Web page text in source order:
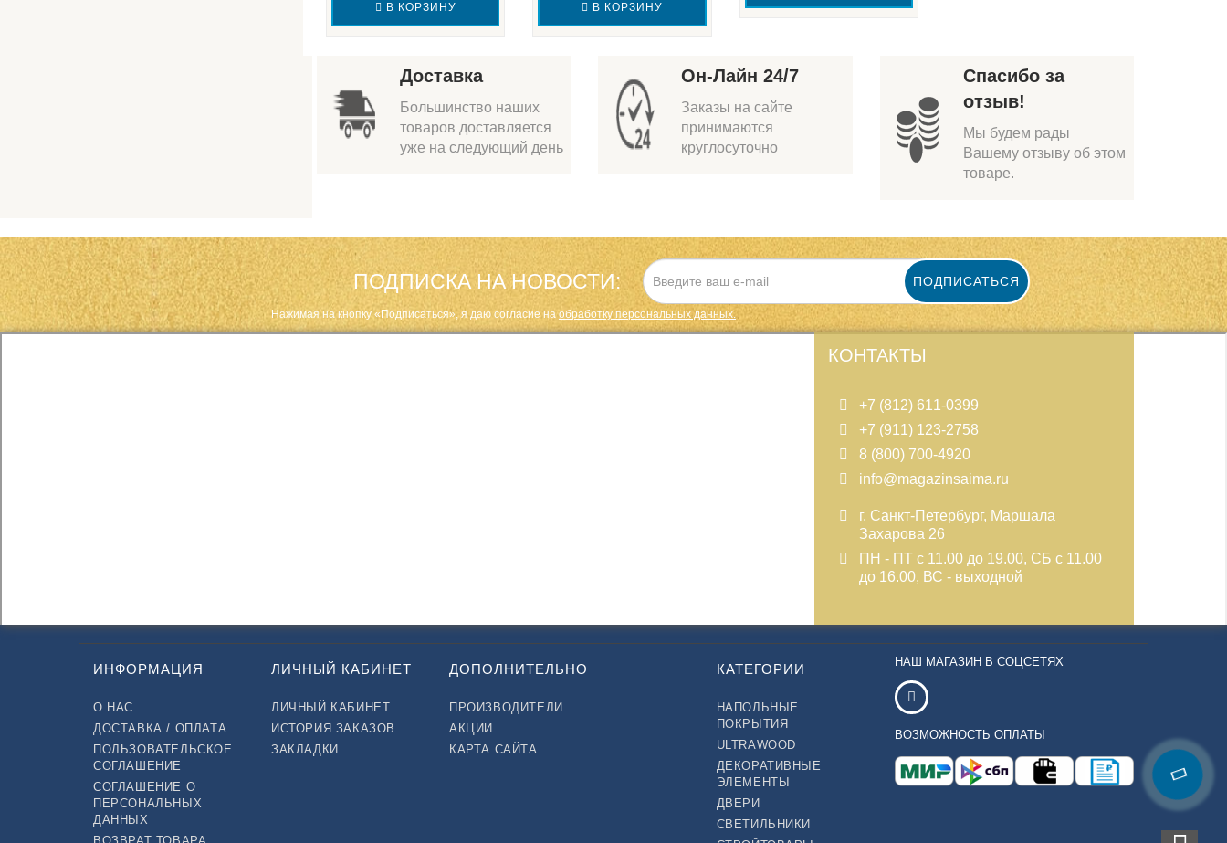
В КОРЗИНУ В КОРЗИНУ
Доставка
Большинство наших
товаров доставляется
уже на следующий день
Он-Лайн 24/7
Заказы на сайте
принимаются
круглосуточно
Спасибо за
отзыв!
Мы будем рады
Вашему отзыву об этом
товаре.
ПОДПИСКА НА НОВОСТИ: ПОДПИСАТЬСЯ
Нажимая на кнопку «Подписаться», я даю cогласие наобработку персональных данных.
КОНТАКТЫ
+7 (812) 611-0399
+7 (911) 123-2758
8 (800) 700-4920
info@magazinsaima.ru
г. Санкт-Петербург, Маршала
Захарова 26
ПН - ПТ с 11.00 до 19.00, СБ с 11.00
до 16.00, ВС - выходной
ИНФОРМАЦИЯ
О НАС
ДОСТАВКА / ОПЛАТА
ПОЛЬЗОВАТЕЛЬСКОЕ
СОГЛАШЕНИЕ
СОГЛАШЕНИЕ О
ПЕРСОНАЛЬНЫХ
ДАННЫХ
ЛИЧНЫЙ КАБИНЕТ
ЛИЧНЫЙ КАБИНЕТ
ИСТОРИЯ ЗАКАЗОВ
ЗАКЛАДКИ
ДОПОЛНИТЕЛЬНО
ПРОИЗВОДИТЕЛИ
АКЦИИ
КАРТА САЙТА
КАТЕГОРИИ
НАПОЛЬНЫЕ
ПОКРЫТИЯ
ULTRAWOOD
ДЕКОРАТИВНЫЕ
ЭЛЕМЕНТЫ
ДВЕРИ
СВЕТИЛЬНИКИ
НАШ МАГАЗИН В СОЦСЕТЯХ
ВОЗМОЖНОСТЬ ОПЛАТЫ